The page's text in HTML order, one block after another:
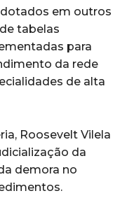
em outros
tabelas
para
da rede
de alta
Roosevelt Vilela
da
demora no